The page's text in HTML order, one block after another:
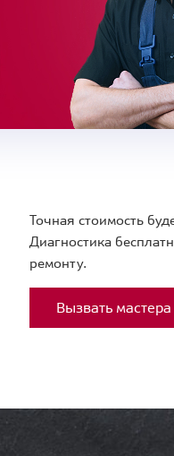
Точная стоимость
Диагностика
ремонту.
Вызвать мастера